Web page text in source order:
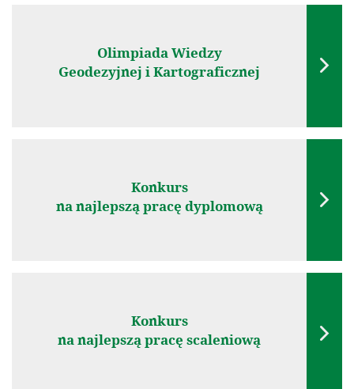
Olimpiada Wiedzy
Geodezyjnej i Kartograficznej

Konkurs
na najlepszą pracę dyplomową

Konkurs
na najlepszą pracę scaleniową
